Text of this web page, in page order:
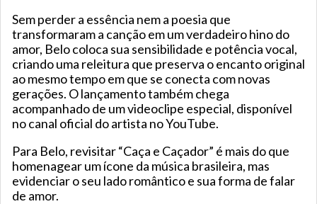
Sem perder a essência nem a poesia que
transformaram a canção em um verdadeiro hino do
amor, Belo coloca sua sensibilidade e potência vocal,
criando uma releitura que preserva o encanto original
ao mesmo tempo em que se conecta com novas
gerações. O lançamento também chega
acompanhado de um videoclipe especial, disponível
no canal oficial do artista no YouTube.
Para Belo, revisitar “Caça e Caçador” é mais do que
homenagear um ícone da música brasileira, mas
evidenciar o seu lado romântico e sua forma de falar
de amor.